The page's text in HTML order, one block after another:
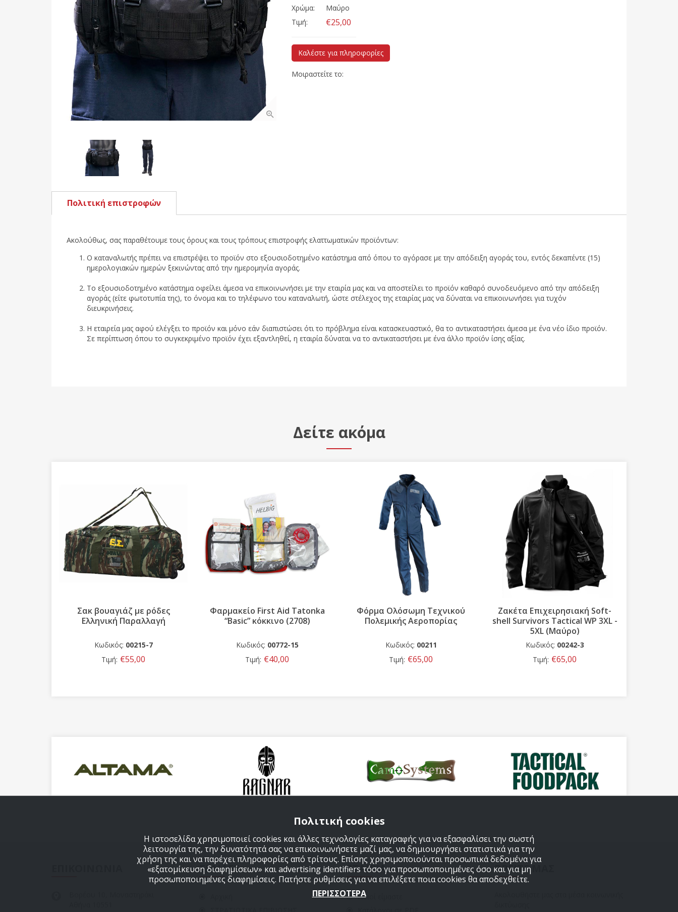
Χρώμα:
Μαύρο
Τιμή:
€25,00
Καλέστε για πληροφορίες
Μοιραστείτε το:
Πολιτική επιστροφών
Ακολούθως, σας παραθέτουμε τους όρους και τους τρόπους επιστροφής ελαττωματικών προϊόντων:
Ο καταναλωτής πρέπει να επιστρέψει το προϊόν στο εξουσιοδοτημένο κατάστημα από όπου το αγόρασε με την απόδειξη αγοράς του, εντός δεκαπέντε (15)
ημερολογιακών ημερών ξεκινώντας από την ημερομηνία αγοράς.
Το εξουσιοδοτημένο κατάστημα οφείλει άμεσα να επικοινωνήσει με την εταιρία μας και να αποστείλει το προϊόν καθαρό συνοδευόμενο από την απόδειξη
αγοράς (είτε φωτοτυπία της), το όνομα και το τηλέφωνο του καταναλωτή, ώστε στέλεχος της εταιρίας μας να δύναται να επικοινωνήσει για τυχόν
διευκρινήσεις.
Η εταιρεία μας αφού ελέγξει το προϊόν και μόνο εάν διαπιστώσει ότι το πρόβλημα είναι κατασκευαστικό, θα το αντικαταστήσει άμεσα με ένα νέο ίδιο προϊόν.
Σε περίπτωση όπου το συγκεκριμένο προϊόν έχει εξαντληθεί, η εταιρία δύναται να το αντικαταστήσει με ένα άλλο προϊόν ίσης αξίας.
Δείτε ακόμα
Σακ βουαγιάζ με ρόδες
Ελληνική Παραλλαγή
Κωδικός: 00215-7
Τιμή: €55,00
Φαρμακείο First Aid Tatonka
“Basic” κόκκινο (2708)
Κωδικός: 00772-15
Τιμή: €40,00
Φόρμα Ολόσωμη Τεχνικού
Πολεμικής Αεροπορίας
Κωδικός: 00211
Τιμή: €65,00
Ζακέτα Eπιχειρησιακή Soft-
shell Survivors Tactical WP 3XL -
5XL (Mαύρο)
Κωδικός: 00242-3
Τιμή: €65,00
ΣΕΛΙΔΕΣ ΕΤΑΙΡΙΑ
Ποιοί είμαστε
ΒΡΕΙΤΕ ΜΑΣ
Πολιτική cookies
Η ιστοσελίδα χρησιμοποιεί cookies και άλλες τεχνολογίες καταγραφής για να εξασφαλίσει την σωστή
λειτουργία της, την δυνατότητά σας να επικοινωνήσετε μαζί μας, να δημιουργήσει στατιστικά για την
χρήση της και να παρέχει πληροφορίες από τρίτους. Επίσης χρησιμοποιούνται προσωπικά δεδομένα για
«εξατομίκευση διαφημίσεων» και advertising identifiers τόσο για προσωποποιημένες όσο και για μη
προσωποποιημένες διαφημίσεις. Πατήστε ρυθμίσεις για να επιλέξετε ποια cookies θα αποδεχθείτε.
ΠΕΡΙΣΣΟΤΕΡΑ